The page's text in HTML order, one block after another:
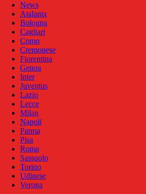
News
Atalanta
Bologna
Cagliari
Como
Cremonese
Fiorentina
Genoa
Inter
Juventus
Lazio
Lecce
Milan
Napoli
Parma
Pisa
Roma
Sassuolo
Torino
Udinese
Verona